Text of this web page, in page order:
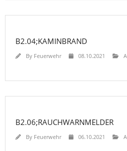
B2.04;KAMINBRAND
By Feuerwehr 08.10.2021
B2.06;RAUCHWARNMELDER
By Feuerwehr 06.10.2021